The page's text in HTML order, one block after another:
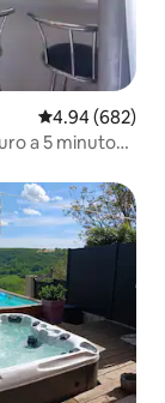
Calificación
4.94 (682)
a 5 minutos